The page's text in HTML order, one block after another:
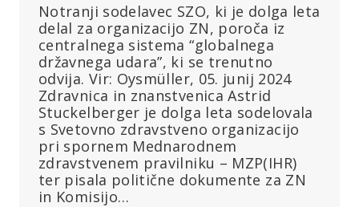
Notranji sodelavec SZO, ki je dolga leta
delal za organizacijo ZN, poroča iz
centralnega sistema “globalnega
državnega udara”, ki se trenutno
odvija. Vir: Oysmüller, 05. junij 2024
Zdravnica in znanstvenica Astrid
Stuckelberger je dolga leta sodelovala
s Svetovno zdravstveno organizacijo
pri spornem Mednarodnem
zdravstvenem pravilniku – MZP(IHR)
ter pisala politične dokumente za ZN
in Komisijo…